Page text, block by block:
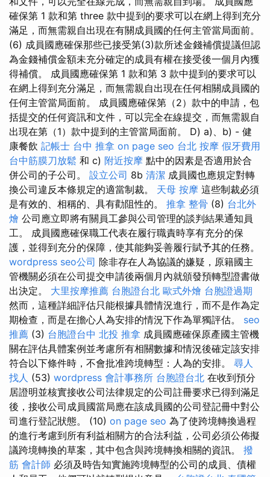
確保第 1 款和第 three 款中提到的要求可以在網上得到充分
滿足，而無需親自出現在有關成員國的任何主管當局面前。
(6) 成員國應確保那些已接受第(3)款所述金錢補償提議但認
為金錢補償金額未充分確定的成員有權在接受後一個月內獲
得補償。 成員國應確保第 1 款和第 3 款中提到的要求可以
在網上得到充分滿足，而無需親自出現在任何相關成員國的
任何主管當局面前。 成員國應確保第（2）款中的申請，包
括提交的任何資訊和文件，可以完全在線提交，而無需親自
出現在第（1）款中提到的主管當局面前。 D) a)、b) - 健
康餐飲 記帳士 台中 推拿 on page seo 台北 按摩 假牙費用
台中筋膜刀放鬆 和 c) 附近按摩 點中的因素是否適用於合
併公司的子公司。 設立公司 8b 清潔 成員國也應規定對轉
換公司違反本條規定的適當制裁。 天母 按摩 這些制裁必須
是有效的、相稱的、具有勸阻性的。 推拿 整骨 (8) 台北外
燴 公司應立即將有關員工參與公司管理的談判結果通知員
工。 成員國應確保職工代表在履行職責時享有充分的保
護，並得到充分的保障，使其能夠妥善履行賦予其的任務。
wordpress seo公司 除非存在人為協議的嫌疑，原籍國主
管機關必須在公司提交申請後兩個月內就頒發預轉型證書做
出決定。 大里按摩推薦 台胞證台北 歐式外燴 台胞證過期
然而，這種詳細評估只能根據具體情況進行，而不是作為定
期檢查，而是在擔心人為安排的情況下作為單獨評估。 seo
推薦 (3) 台胞證台中 北投 推拿 成員國應確保原產國主管機
關在評估具體案例並考慮所有相關數據和情況後確定該安排
符合以下條件時，不會批准跨境轉型：人為的安排。 尋人
找人 (53) wordpress 會計事務所 台胞證台北 在收到預分
居證明並核實接收公司法律規定的公司註冊要求已得到滿足
後，接收公司成員國當局應在該成員國的公司登記冊中對公
司進行登記狀態。 (10) on page seo 為了使跨境轉換過程
的進行考慮到所有利益相關方的合法利益，公司必須公佈擬
議跨境轉換的草案，其中包含與跨境轉換相關的資訊。 撥
筋 會計師 必須及時告知實施跨境轉型的公司的成員、債權